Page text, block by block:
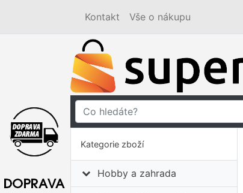
Kontakt Vše o nákupu
Kategorie zboží
Hobby a zahrada